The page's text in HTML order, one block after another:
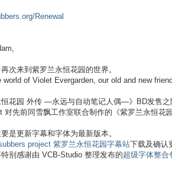
Renewal
次来到紫罗兰永恒花园的世界。
world of Violet Evergarden, our old and new
花园 外传 —永远与自动笔记人偶—》BD发售之
对先前同雪飘工作室联合制作的《紫罗兰永恒花
是更新字幕和字体为最新版本。
project 紫罗兰永恒花园字幕站下载及确认
别感谢由 VCB-Studio 整理发布的超级字体整合